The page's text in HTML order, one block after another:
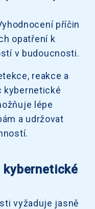
příčin
opatření k
v budoucnosti.
reakce a
kybernetické
lépe
a udržovat
kybernetické
vyžaduje jasně